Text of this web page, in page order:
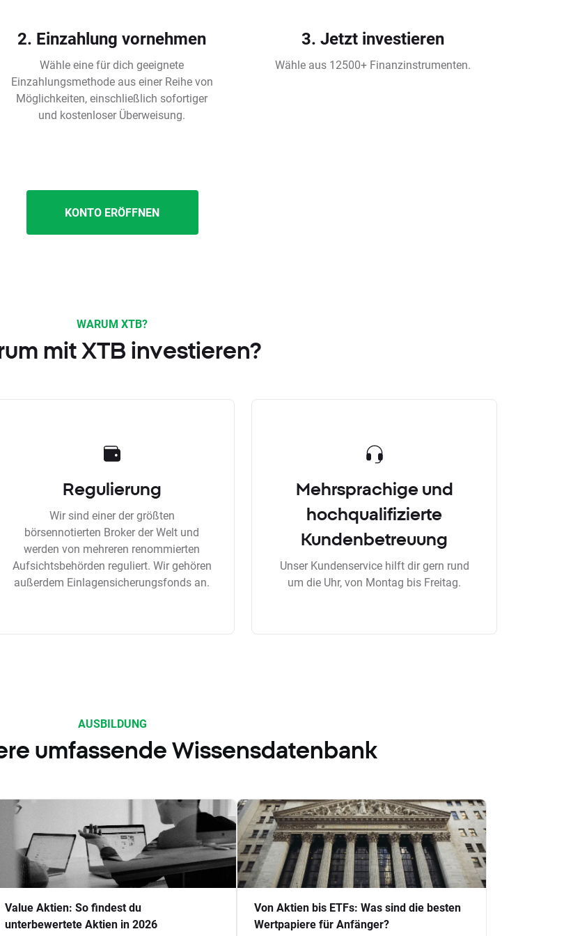
2. Einzahlung vornehmen
Wähle eine für dich geeignete
Einzahlungsmethode aus einer Reihe von
Möglichkeiten, einschließlich sofortiger
und kostenloser Überweisung.
3. Jetzt investieren
Wähle aus 12500+ Finanzinstrumenten.
KONTO ERÖFFNEN
WARUM XTB?
mit XTB investieren?
Regulierung
Wir sind einer der größten
börsennotierten Broker der Welt und
werden von mehreren renommierten
Aufsichtsbehörden reguliert. Wir gehören
außerdem Einlagensicherungsfonds an.
Mehrsprachige und
hochqualifizierte
Kundenbetreuung
Unser Kundenservice hilft dir gern rund
um die Uhr, von Montag bis Freitag.
AUSBILDUNG
umfassende Wissensdatenbank
Value Aktien: So findest du
unterbewertete Aktien in 2026
Von Aktien bis ETFs: Was sind die besten
Wertpapiere für Anfänger?